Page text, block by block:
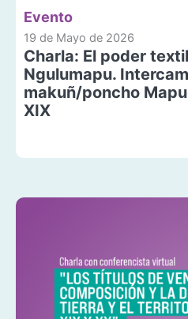
Evento
19 de Mayo de 2026
Charla: El poder
Ngulumapu.
makuñ/poncho
XIX